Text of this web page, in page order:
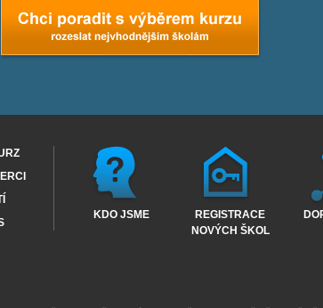
KDO JSME
REGISTRACE
NOVÝCH ŠKOL